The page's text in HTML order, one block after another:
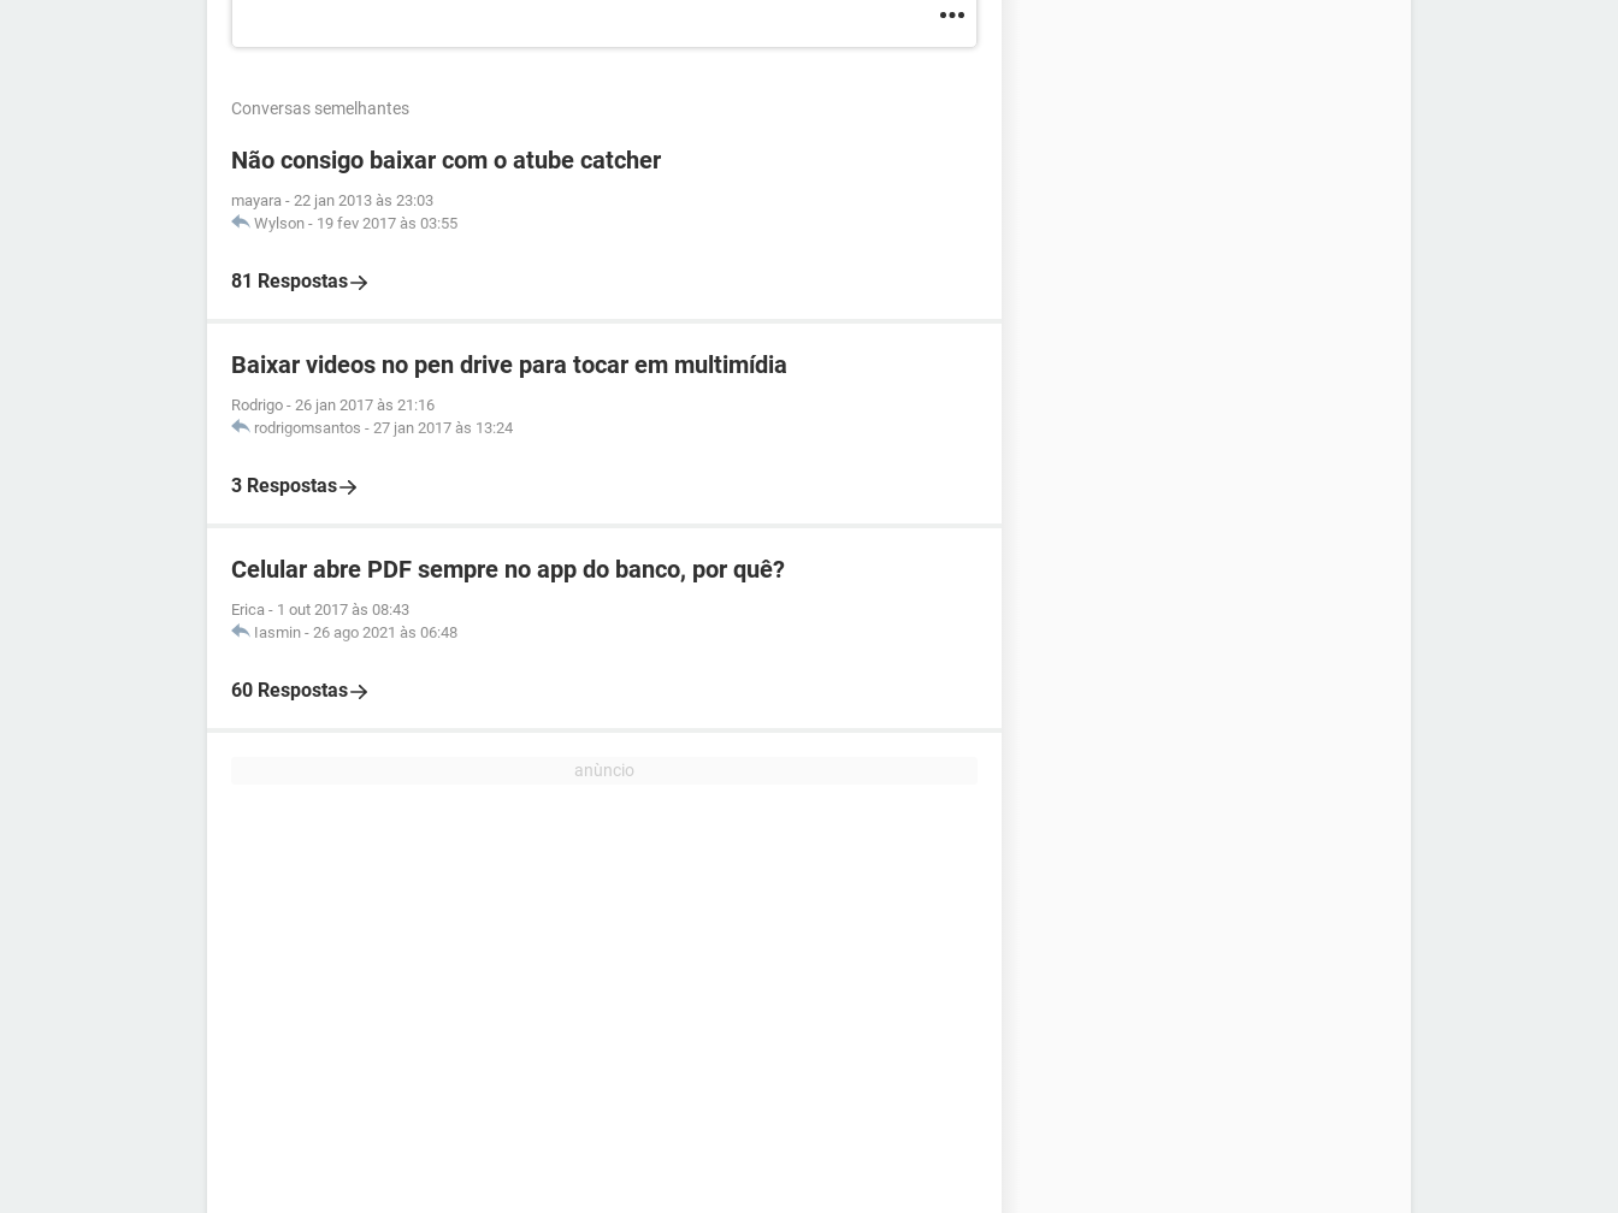
Conversas semelhantes
Não consigo baixar com o atube catcher
mayara - 22 jan 2013 às 23:03
Wylson - 19 fev 2017 às 03:55
81 Respostas
Baixar videos no pen drive para tocar em multimídia
Rodrigo - 26 jan 2017 às 21:16
rodrigomsantos - 27 jan 2017 às 13:24
3 Respostas
Celular abre PDF sempre no app do banco, por quê?
Erica - 1 out 2017 às 08:43
Iasmin - 26 ago 2021 às 06:48
60 Respostas